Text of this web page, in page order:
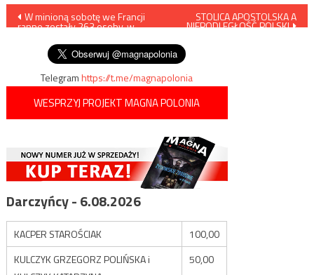
Nawigacja
wpisu
W minioną sobotę we Francji
ranne zostały 263 osoby, w
STOLICA APOSTOLSKA A
NIEPODLEGŁOŚĆ POLSKI
Telegramhttps://t.me/magnapolonia
WESPRZYJ PROJEKT MAGNA POLONIA
Darczyńcy - 6.08.2026
KACPER STAROŚCIAK
100,00
KULCZYK GRZEGORZ POLIŃSKA i
50,00